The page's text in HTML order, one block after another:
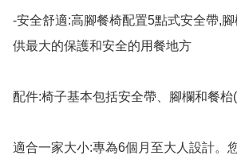
-安全舒適:高腳餐椅配置5點式安全帶,
供最大的保護和安全的用餐地方
配件:椅子基本包括安全帶、腳欄和餐枱
適合一家大小:專為6個月至大人設計。